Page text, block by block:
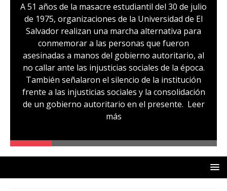
A 51 años de la masacre estudiantil del 30 de julio
de 1975, organizaciones de la Universidad de El
Salvador realizan una marcha alternativa para
conmemorar a las personas que fueron
asesinadas a manos del gobierno autoritario, al
no callar ante las injusticias sociales de la época.
También señalaron el silencio de la institución
frente a las injusticias sociales y la consolidación
de un gobierno autoritario en el presente. Leer
más